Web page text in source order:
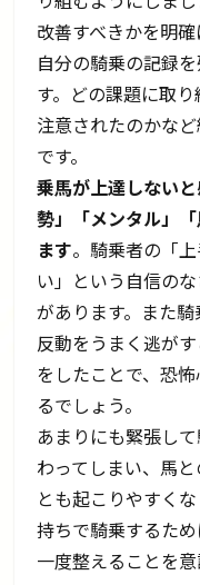
改善すべきかを明
自分の騎乗の記録
す。どの課題に取
注意されたのかな
です。
乗馬が上達しない
勢」「メンタル」
ます。騎乗者の「
い」という自信の
があります。また
反動をうまく逃が
をしたことで、恐
るでしょう。
あまりにも緊張し
わってしまい、馬
とも起こりやすく
持ちで騎乗するた
一度整えることを意